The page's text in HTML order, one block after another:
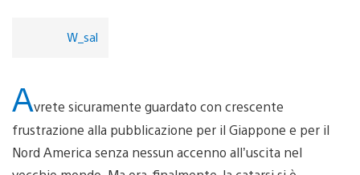
W_sal
Avrete sicuramente guardato con crescente
frustrazione alla pubblicazione per il Giappone e per il
Nord America senza nessun accenno all’uscita nel